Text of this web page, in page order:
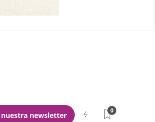
nuestra newsletter
0